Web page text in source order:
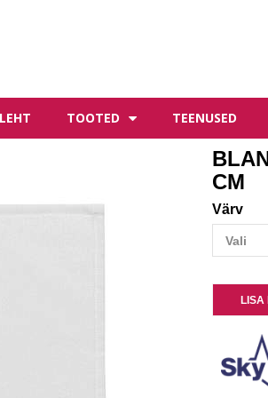
TOOTED TEENUSED
CM
Värv
LISA